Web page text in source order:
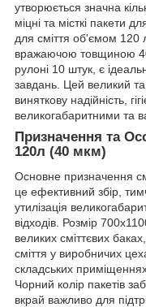
утворюється значна
міцні та місткі пакети
для сміття об'ємом 120
вражаючою товщиною
рулоні 10 штук, є
завдань. Цей великий
виняткову надійність,
великогабаритними та
Призначення та
120л (40 мкм)
Основне призначення
це ефективний збір,
утилізація
відходів. Розмір
великих сміттєвих
сміття у виробничих
складських
Чорний колір пакетів
вкрай важливо для